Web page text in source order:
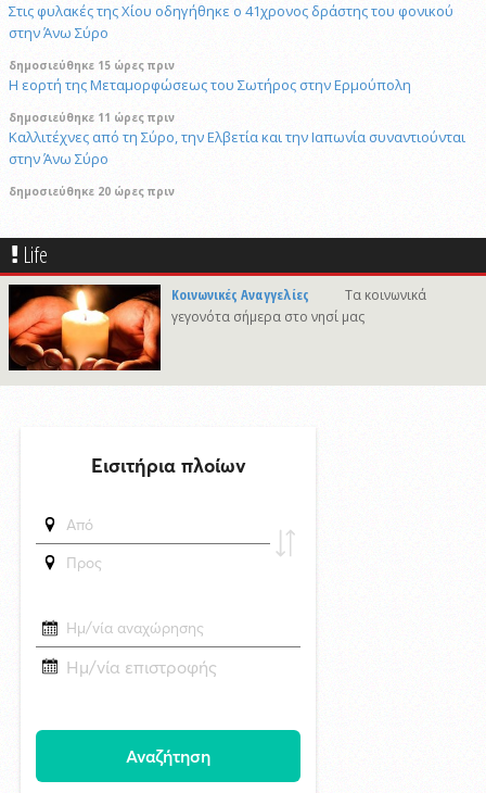
Στις φυλακές της Χίου οδηγήθηκε ο 41χρονος δράστης του φονικού
στην Άνω Σύρο
δημοσιεύθηκε 15 ώρες πριν
Η εορτή της Μεταμορφώσεως του Σωτήρος στην Ερμούπολη
δημοσιεύθηκε 11 ώρες πριν
Καλλιτέχνες από τη Σύρο, την Ελβετία και την Ιαπωνία συναντιούνται
στην Άνω Σύρο
δημοσιεύθηκε 20 ώρες πριν
δημοσιεύθηκε 23 ώρες πριν
«Να είναι γαλήνια τα νερά του τελευταίου σου ταξιδιού»: Συγκινεί ο
αδελφός του υπάρχου του Superferry που βρέθηκε νεκρός στην
καμπίνα του
29/4/2026 18:53
«Έργο πνοής 45,44 εκατ. ευρώ για το Αεροδρόμιο Πάρου – Η
νησιωτικότητα στο επίκεντρο των εθνικών αναπτυξιακών
5/8/2026 11:35
Πρώτη προσέγγιση του υπερπολυτελούς EXPLORA II στη Σύρο με
θετικές προοπτικές για το 2027
Life
Κοινωνικές Αναγγελίες
Τα κοινωνικά
γεγονότα σήμερα στο νησί μας